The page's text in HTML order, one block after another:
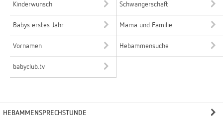
Kinderwunsch Schwangerschaft
Babys erstes Jahr Mama und Familie
Vornamen Hebammensuche
babyclub.tv
HEBAMMENSPRECHSTUNDE